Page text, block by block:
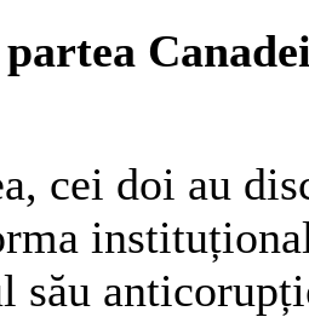
cei doi au
său